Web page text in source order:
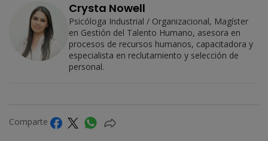
Crysta Nowell
Psicóloga Industrial / Organizacional, Magíster
en Gestión del Talento Humano, asesora en
procesos de recursos humanos, capacitadora y
especialista en reclutamiento y selección de
personal.
Comparte